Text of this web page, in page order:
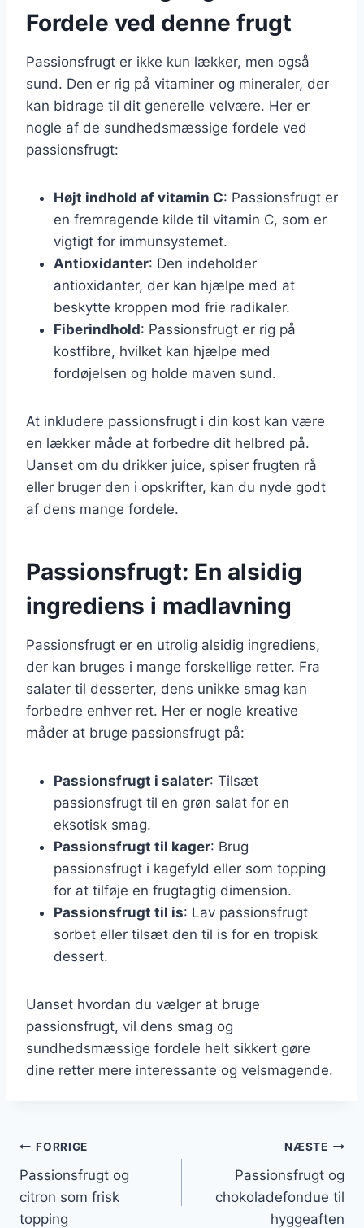
Fordele ved denne frugt
Passionsfrugt er ikke kun lækker, men også
sund. Den er rig på vitaminer og mineraler, der
kan bidrage til dit generelle velvære. Her er
nogle af de sundhedsmæssige fordele ved
passionsfrugt:
Højt indhold af vitamin C: Passionsfrugt er
en fremragende kilde til vitamin C, som er
vigtigt for immunsystemet.
Antioxidanter: Den indeholder
antioxidanter, der kan hjælpe med at
beskytte kroppen mod frie radikaler.
Fiberindhold: Passionsfrugt er rig på
kostfibre, hvilket kan hjælpe med
fordøjelsen og holde maven sund.
At inkludere passionsfrugt i din kost kan være
en lækker måde at forbedre dit helbred på.
Uanset om du drikker juice, spiser frugten rå
eller bruger den i opskrifter, kan du nyde godt
af dens mange fordele.
Passionsfrugt: En alsidig
ingrediens i madlavning
Passionsfrugt er en utrolig alsidig ingrediens,
der kan bruges i mange forskellige retter. Fra
salater til desserter, dens unikke smag kan
forbedre enhver ret. Her er nogle kreative
måder at bruge passionsfrugt på:
Passionsfrugt i salater: Tilsæt
passionsfrugt til en grøn salat for en
eksotisk smag.
Passionsfrugt til kager: Brug
passionsfrugt i kagefyld eller som topping
for at tilføje en frugtagtig dimension.
Passionsfrugt til is: Lav passionsfrugt
sorbet eller tilsæt den til is for en tropisk
dessert.
Uanset hvordan du vælger at bruge
passionsfrugt, vil dens smag og
sundhedsmæssige fordele helt sikkert gøre
dine retter mere interessante og velsmagende.
Indlægsnavigation
FORRIGE
Passionsfrugt og
citron som frisk
topping
NÆSTE
Passionsfrugt og
chokoladefondue til
hyggeaften